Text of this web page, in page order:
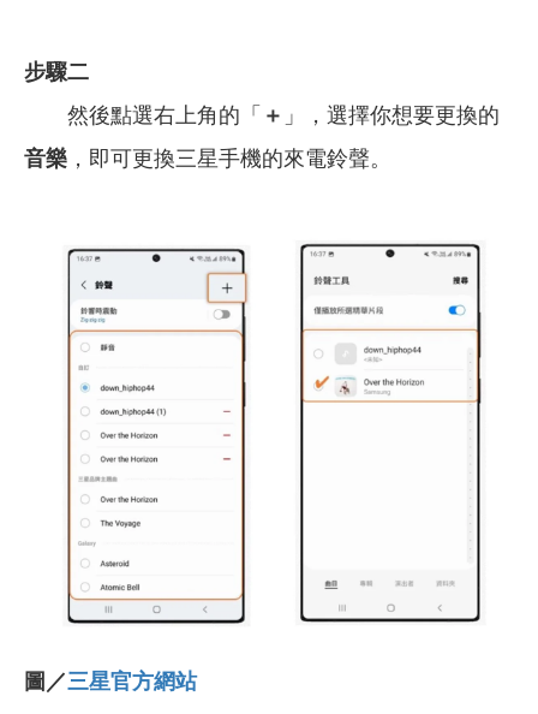
步驟二
然後點選右上角的「 ＋ 」，選擇你想要更換的
音樂 ，即可更換三星手機的來電鈴聲。
圖／三星官方網站